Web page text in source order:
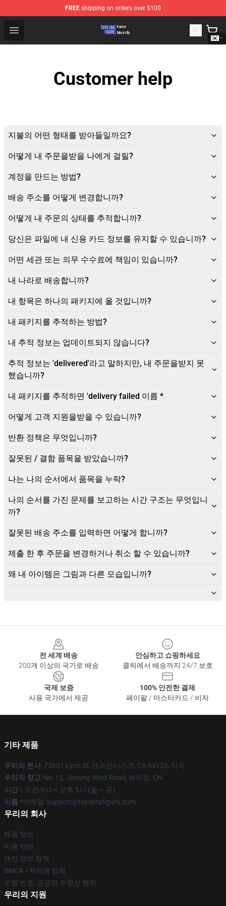
FREE shipping on orders over $100
Open menu
Toys Era Figure Shop - The Best Store of Toys Era Figure
Customer help
지불의 어떤 형태를 받아들일까요?
어떻게 내 주문을받을 나에게 걸릴?
계정을 만드는 방법?
배송 주소를 어떻게 변경합니까?
어떻게 내 주문의 상태를 추적합니까?
당신은 파일에 내 신용 카드 정보를 유지할 수 있습니까?
어떤 세관 또는 의무 수수료에 책임이 있습니까?
내 나라로 배송합니까?
내 항목은 하나의 패키지에 올 것입니까?
내 패키지를 추적하는 방법?
내 추적 정보는 업데이트되지 않습니다?
추적 정보는 'delivered'라고 말하지만, 내 주문을받지 못
했습니까?
내 패키지를 추적하면 'delivery failed 이름 *
어떻게 고객 지원을받을 수 있습니까?
반환 정책은 무엇입니까?
잘못된 / 결함 품목을 받았습니까?
나는 나의 순서에서 품목을 누락?
나의 순서를 가진 문제를 보고하는 시간 구조는 무엇입니
까?
잘못된 배송 주소를 입력하면 어떻게 합니까?
제출 한 후 주문을 변경하거나 취소 할 수 있습니까?
왜 내 아이템은 그림과 다른 모습입니까?
전 세계 배송
200개 이상의 국가로 배송
안심하고 쇼핑하세요
클릭에서 배송까지 24/7 보호
국제 보증
사용 국가에서 제공
100% 안전한 결제
페이팔 / 마스터카드 / 비자
기타 제품
우리의 본사: 73601 Lyon St, 샌프란시스코, CA 94123, 미국
우리의 창고: No.12, Jintong West Road, 베이징, CN
시간 :: 오전 9시 ~ 오후 5시 (월 ~ 금)
이름 *이메일: support@toyserafigure.com
우리의 회사
제품 정보
이용 약관
개인 정보 정책
DMCA - 저작권 정책
모델 번호: 공급망 투명성 행위
우리의 지원